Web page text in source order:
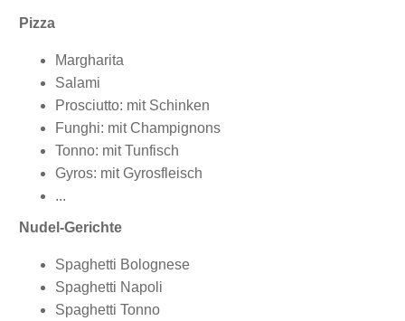
Pizza
Margharita
Salami
Prosciutto: mit Schinken
Funghi: mit Champignons
Tonno: mit Tunfisch
Gyros: mit Gyrosfleisch
...
Nudel-Gerichte
Spaghetti Bolognese
Spaghetti Napoli
Spaghetti Tonno